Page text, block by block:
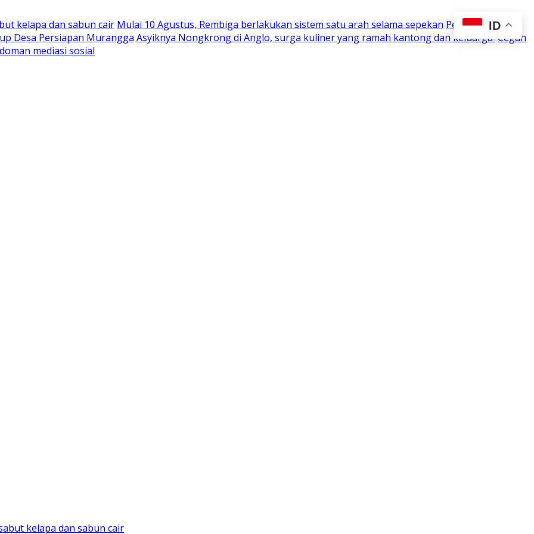
kelapa dan sabun cair Mulai 10 Agustus, Rembiga berlakukan sistem satu arah selama sepekan Perjuangan 15
Desa Persiapan Murangga Asyiknya Nongkrong di Anglo, surga kuliner yang ramah kantong dan keluargaCegah
mediasi sosial
ID